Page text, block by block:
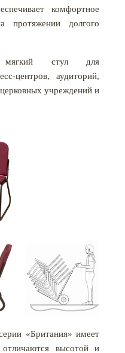
комфортное
протяжении долгого
мягкий стул для
центров, аудиторий,
учреждений и
«Британия» имеет
высотой и